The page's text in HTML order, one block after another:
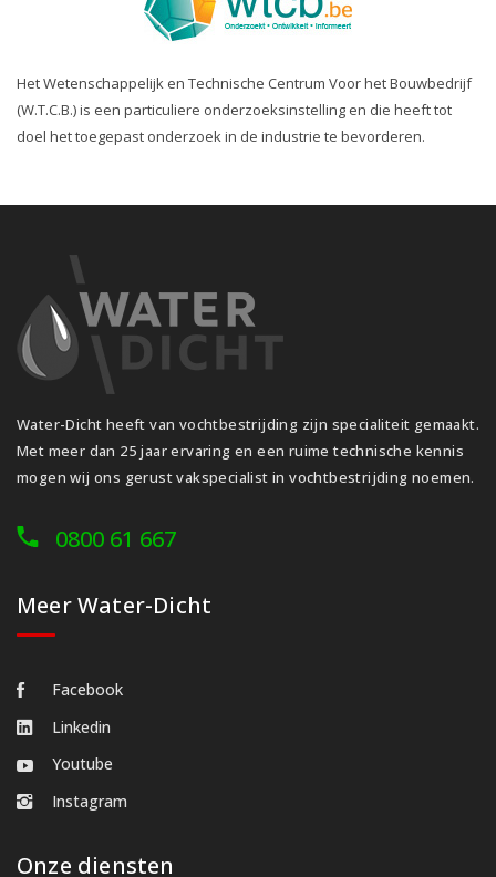
Het Wetenschappelijk en Technische Centrum Voor het Bouwbedrijf
(W.T.C.B.) is een particuliere onderzoeksinstelling en die heeft tot
doel het toegepast onderzoek in de industrie te bevorderen.
Water-Dicht heeft van vochtbestrijding zijn specialiteit gemaakt.
Met meer dan 25 jaar ervaring en een ruime technische kennis
mogen wij ons gerust vakspecialist in vochtbestrijding noemen.
0800 61 667
Meer Water-Dicht
Facebook
Linkedin
Youtube
Instagram
Onze diensten